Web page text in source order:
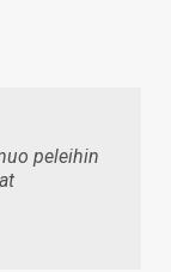
peleihin